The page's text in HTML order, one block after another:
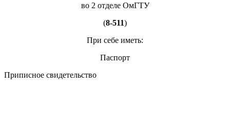
во 2 отделе ОмГТУ
(8-511)
При себе иметь:
Паспорт
Приписное свидетельство